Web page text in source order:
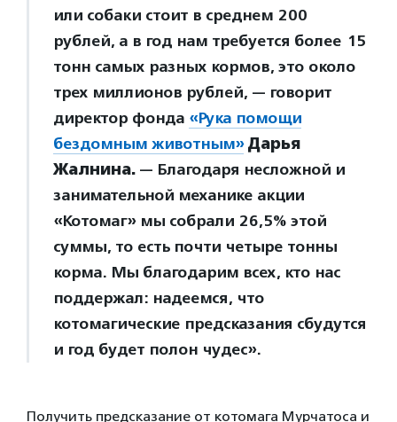
или собаки стоит в среднем 200
рублей, а в год нам требуется более 15
тонн самых разных кормов, это около
трех миллионов рублей, — говорит
директор фонда «Рука помощи
бездомным животным» Дарья
Жалнина. — Благодаря несложной и
занимательной механике акции
«Котомаг» мы собрали 26,5% этой
суммы, то есть почти четыре тонны
корма. Мы благодарим всех, кто нас
поддержал: надеемся, что
котомагические предсказания сбудутся
и год будет полон чудес».
Получить предсказание от котомага Мурчатоса и